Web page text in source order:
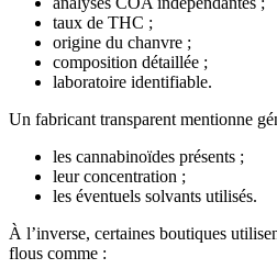
taux de THC ;
origine du chanvre ;
composition détaillée ;
laboratoire identifiable.
Un fabricant transparent mentionne
les cannabinoïdes présents ;
leur concentration ;
les éventuels solvants utilisés.
À l’inverse, certaines boutiques
flous comme :